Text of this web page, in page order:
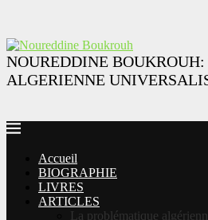
NOUREDDINE BOUKROUH:
ALGERIENNE
Accueil
BIOGRAPHIE
LIVRES
ARTICLES
La problématique